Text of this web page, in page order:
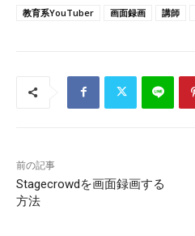
教育系YouTuber 画面録画 講師
前の記事
Stagecrowdを画面録画する
方法